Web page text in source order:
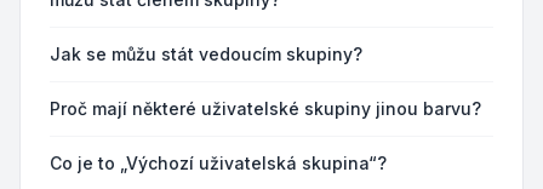
Jak se můžu stát vedoucím skupiny?
Proč mají některé uživatelské skupiny jinou barvu?
Co je to „Výchozí uživatelská skupina“?